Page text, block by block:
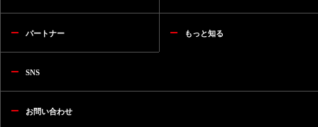
パートナー もっと知る
SNS
お問い合わせ